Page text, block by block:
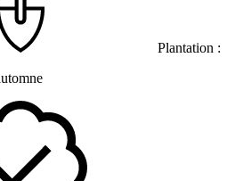
Plantation :